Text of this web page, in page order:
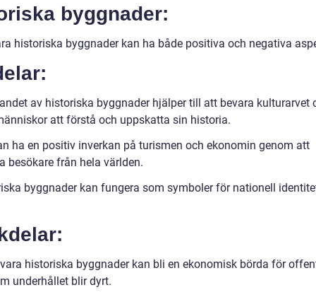
byggnader:
historiska byggnader kan ha både positiva och negativa
av historiska byggnader hjälper till att bevara kulturarvet
att förstå och uppskatta sin historia.
ha en positiv inverkan på turismen och ekonomin genom att
besökare från hela världen.
byggnader kan fungera som symboler för nationell
historiska byggnader kan bli en ekonomisk börda för
underhållet blir dyrt.